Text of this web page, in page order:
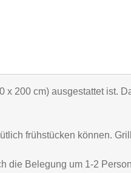
200 cm) ausgestattet ist.
frühstücken können.
die Belegung um 1-2